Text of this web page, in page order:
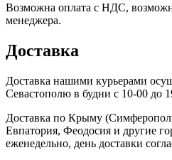
Возможна оплата с НДС,
менеджера.
Доставка
Доставка нашими курьерами
Севастополю в будни с 10-00 до
Доставка по Крыму
Евпатория, Феодосия и другие
еженедельно, день доставки